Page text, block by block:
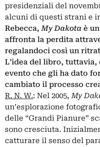
presidenziali del
alcuni di questi strani e
Rebecca,My Dakota è
affronta la perdita
regalandoci così un
L’idea del libro,
evento che gli ha dato
cambiato il processo
R. N. W.: Nel 2005,My
un’esplorazione
delle “Grandi Pianure”
sono cresciuta.
catturare il senso del